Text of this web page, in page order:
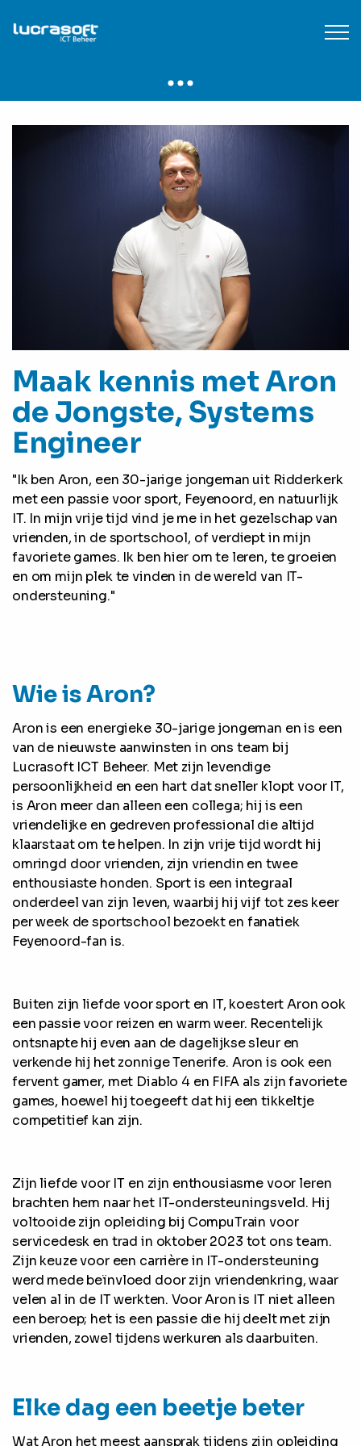
Maak kennis met Aron
de Jongste, Systems
Engineer
"Ik ben Aron, een 30-jarige jongeman uit Ridderkerk
met een passie voor sport, Feyenoord, en natuurlijk
IT. In mijn vrije tijd vind je me in het gezelschap van
vrienden, in de sportschool, of verdiept in mijn
favoriete games. Ik ben hier om te leren, te groeien
en om mijn plek te vinden in de wereld van IT-
ondersteuning."
Wie is Aron?
Aron is een energieke 30-jarige jongeman en is een
van de nieuwste aanwinsten in ons team bij
Lucrasoft ICT Beheer. Met zijn levendige
persoonlijkheid en een hart dat sneller klopt voor IT,
is Aron meer dan alleen een collega; hij is een
vriendelijke en gedreven professional die altijd
klaarstaat om te helpen. In zijn vrije tijd wordt hij
omringd door vrienden, zijn vriendin en twee
enthousiaste honden. Sport is een integraal
onderdeel van zijn leven, waarbij hij vijf tot zes keer
per week de sportschool bezoekt en fanatiek
Feyenoord-fan is.
Buiten zijn liefde voor sport en IT, koestert Aron ook
een passie voor reizen en warm weer. Recentelijk
ontsnapte hij even aan de dagelijkse sleur en
verkende hij het zonnige Tenerife. Aron is ook een
fervent gamer, met Diablo 4 en FIFA als zijn favoriete
games, hoewel hij toegeeft dat hij een tikkeltje
competitief kan zijn.
Zijn liefde voor IT en zijn enthousiasme voor leren
brachten hem naar het IT-ondersteuningsveld. Hij
voltooide zijn opleiding bij CompuTrain voor
servicedesk en trad in oktober 2023 tot ons team.
Zijn keuze voor een carrière in IT-ondersteuning
werd mede beïnvloed door zijn vriendenkring, waar
velen al in de IT werkten. Voor Aron is IT niet alleen
een beroep; het is een passie die hij deelt met zijn
vrienden, zowel tijdens werkuren als daarbuiten.
Elke dag een beetje beter
Wat Aron het meest aansprak tijdens zijn opleiding